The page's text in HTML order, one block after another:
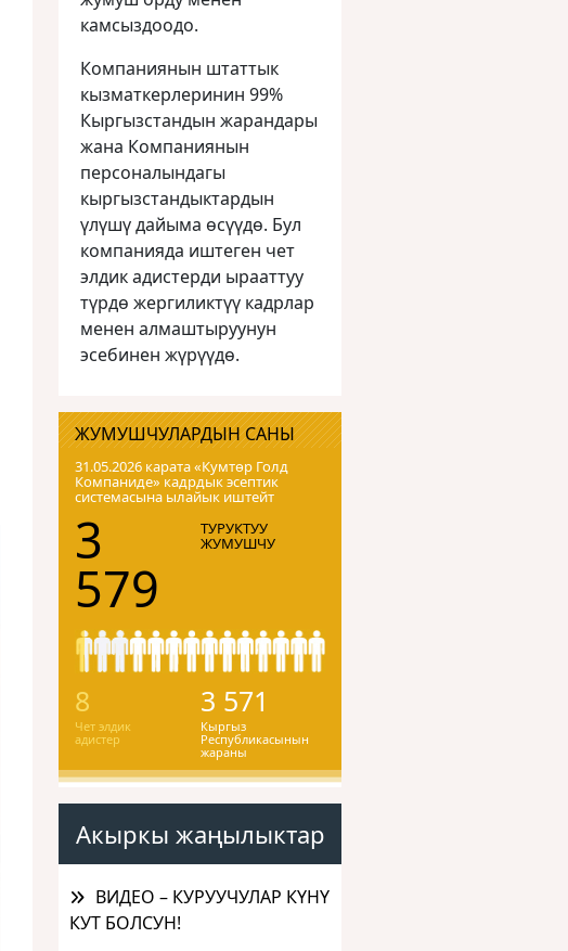
камсыздоодо.
Компаниянын штаттык
кызматкерлеринин 99%
Кыргызстандын жарандары
жана Компаниянын
персоналындагы
кыргызстандыктардын
үлүшү дайыма өсүүдө. Бул
компанияда иштеген чет
элдик адистерди ырааттуу
түрдө жергиликтүү кадрлар
менен алмаштыруунун
эсебинен жүрүүдө.
ЖУМУШЧУЛАРДЫН САНЫ
31.05.2026 карата «Кумтɵр Голд
Компаниде» кадрдык эсептик
системасына ылайык иштейт
3
579
ТУРУКТУУ
ЖУМУШЧУ
8
Чет элдик
адистер
3 571
Кыргыз
Республикасынын
жараны
Акыркы жаңылыктар
ВИДЕО – КУРУУЧУЛАР КҮНҮ
КУТ БОЛСУН!